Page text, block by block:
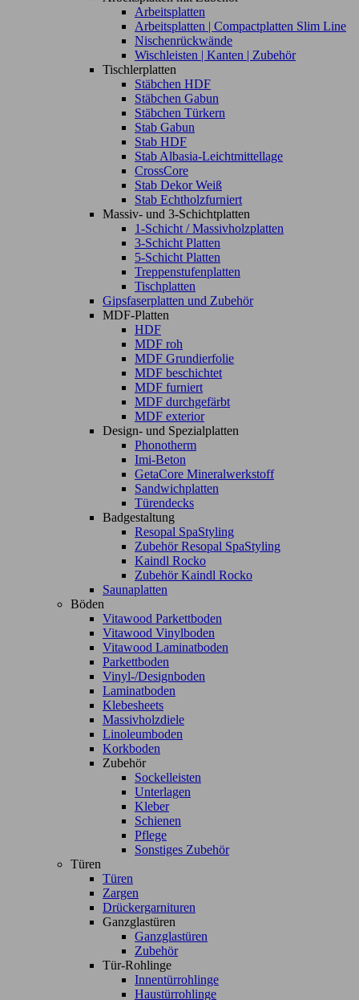
Arbeitsplatten
Arbeitsplatten | Compactplatten Slim Line
Nischenrückwände
Wischleisten | Kanten | Zubehör
Tischlerplatten
Stäbchen HDF
Stäbchen Gabun
Stäbchen Türkern
Stab Gabun
Stab HDF
Stab Albasia-Leichtmittellage
CrossCore
Stab Dekor Weiß
Stab Echtholzfurniert
Massiv- und 3-Schichtplatten
1-Schicht / Massivholzplatten
3-Schicht Platten
5-Schicht Platten
Treppenstufenplatten
Tischplatten
Gipsfaserplatten und Zubehör
MDF-Platten
HDF
MDF roh
MDF Grundierfolie
MDF beschichtet
MDF furniert
MDF durchgefärbt
MDF exterior
Design- und Spezialplatten
Phonotherm
Imi-Beton
GetaCore Mineralwerkstoff
Sandwichplatten
Türendecks
Badgestaltung
Resopal SpaStyling
Zubehör Resopal SpaStyling
Kaindl Rocko
Zubehör Kaindl Rocko
Saunaplatten
Böden
Vitawood Parkettboden
Vitawood Vinylboden
Vitawood Laminatboden
Parkettboden
Vinyl-/Designboden
Laminatboden
Klebesheets
Massivholzdiele
Linoleumboden
Korkboden
Zubehör
Sockelleisten
Unterlagen
Kleber
Schienen
Pflege
Sonstiges Zubehör
Türen
Türen
Zargen
Drückergarnituren
Ganzglastüren
Ganzglastüren
Zubehör
Tür-Rohlinge
Innentürrohlinge
Haustürrohlinge